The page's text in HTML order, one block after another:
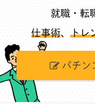
就職・転
仕事術、 トレ
パチン